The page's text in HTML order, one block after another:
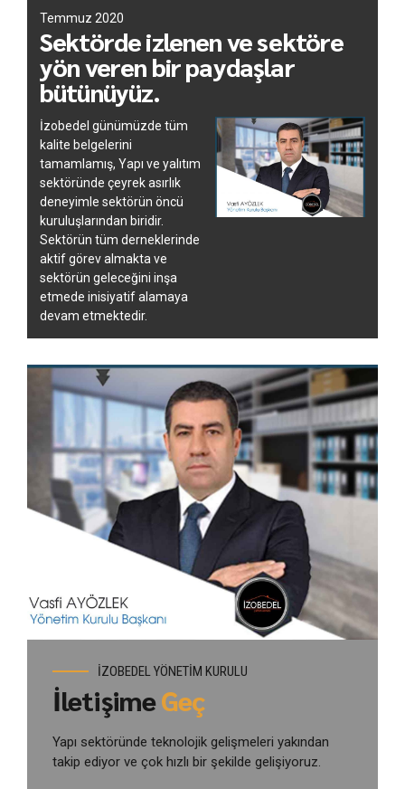
Temmuz 2020
Sektörde izlenen ve sektöre
yön veren bir paydaşlar
bütünüyüz.
İzobedel günümüzde tüm
kalite belgelerini
tamamlamış, Yapı ve yalıtım
sektöründe çeyrek asırlık
deneyimle sektörün öncü
kuruluşlarından biridir.
Sektörün tüm derneklerinde
aktif görev almakta ve
sektörün geleceğini inşa
etmede inisiyatif alamaya
devam etmektedir.
İZOBEDEL YÖNETİM KURULU
İletişimeGeç
Yapı sektöründe teknolojik gelişmeleri yakından
takip ediyor ve çok hızlı bir şekilde gelişiyoruz.